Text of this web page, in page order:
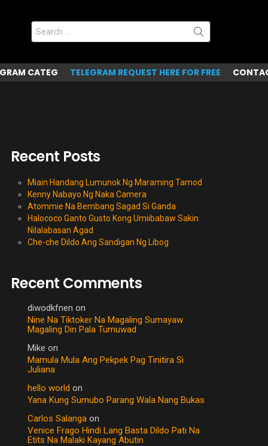
Search
for:
CATEG TELEGRAM REQUEST HERE FOR FREE
Recent Posts
Miain Handang Lumunok Ng Maraming Tamod
Kenny Nabayo Ng Naka Camera
Atommie Na Bembang Sagad Si Ganda
Halococo Ganto Gusto Kong Umiibabaw Sakin
Nilalabasan Agad
Che-che Dildo Ang Sandigan Ng Libog
Recent Comments
diwodkfnen on
Nine Na Tiktoker Na Magaling Sumayaw
Magaling Din Pala Tumuwad
Mike on
Mamula Mula Ang Pekpek Pag Tinitira Si
Juliana
hello world on
Yana Kung Sumubo Parang Wala Nang Bukas
Carlos Salanga on
Venice Frago Hindi Lang Basta Dildo Pati Na
Etits Na Malaki Kayang Abutin